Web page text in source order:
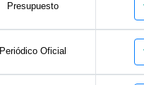
Presupuesto
Periódico Oficial